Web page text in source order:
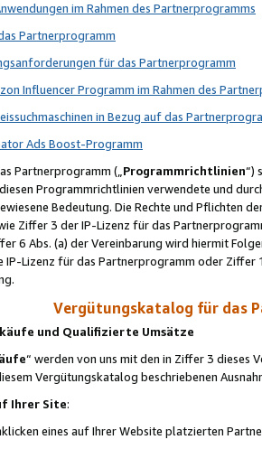
im Rahmen des Partnerprogramms
Partnerprogramm
für das Partnerprogramm
Influencer Programm im Rahmen des
in Bezug auf das
Ads Boost-Programm
Partnerprogramm („Programmrichtlinien“)
Programmrichtlinien verwendete und
Bedeutung. Die Rechte und Pflichten
Ziffer 3 der IP-Lizenz für das
6 Abs. (a) der Vereinbarung wird hiermit
IP-Lizenz für das Partnerprogramm oder
Vergütungskatalog für das
und Qualifizierte Umsätze
“ werden von uns mit den in Ziffer 3
Vergütungskatalog beschriebenen
Ihrer Site:
eines auf Ihrer Website platzierten